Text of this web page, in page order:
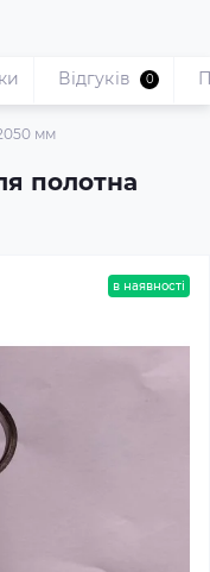
мм
полотна
Відгуків 0
в наявності